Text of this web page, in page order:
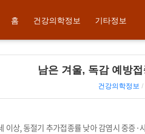
홈 건강의학정보 기타정보
남은 겨울, 독감 예방
건강의학정보 /
이상, 동절기 추가접종률 낮아 감염시 중증·